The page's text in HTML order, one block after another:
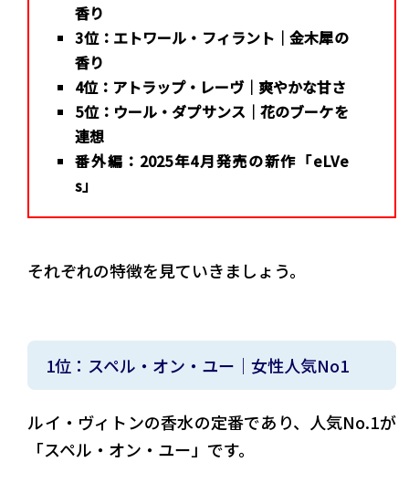
香り
3位：エトワール・フィラント｜金木犀の
香り
4位：アトラップ・レーヴ｜爽やかな甘さ
5位：ウール・ダプサンス｜花のブーケを
連想
番外編：2025年4月発売の新作「eLVe
s」
それぞれの特徴を見ていきましょう。
1位：スペル・オン・ユー｜女性人気No1
ルイ・ヴィトンの香水の定番であり、人気No.1が
「スペル・オン・ユー」です。